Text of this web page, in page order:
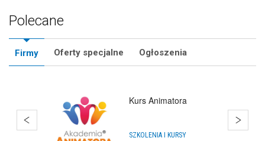
Polecane
Firmy Oferty specjalne Ogłoszenia
Kurs Animatora
SZKOLENIA I KURSY